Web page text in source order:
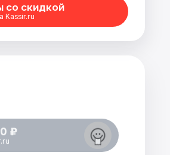
со скидкой
Kassir.ru
₽